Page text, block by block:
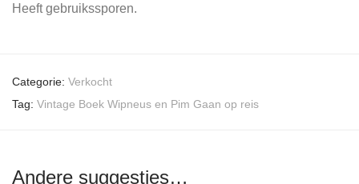
Heeft gebruikssporen.
Categorie: Verkocht
Tag: Vintage Boek Wipneus en Pim Gaan op reis
Andere suggesties…